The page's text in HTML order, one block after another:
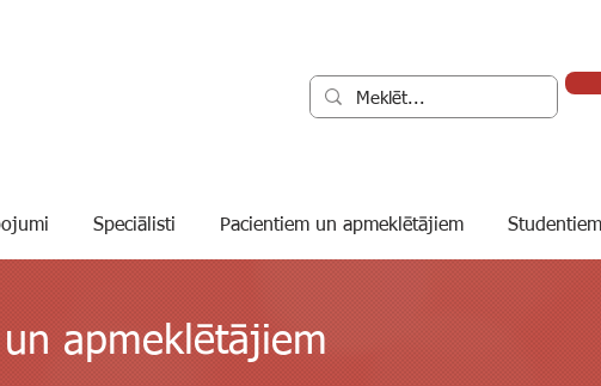
Speciālisti Pacientiem un apmeklētājiem Studentiem
apmeklētājiem